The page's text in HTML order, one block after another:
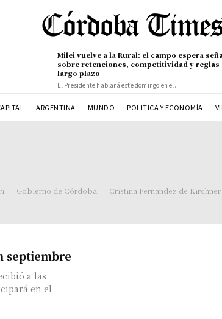
Milei vuelve a la Rural: el campo espera
sobre retenciones, competitividad y reglas
largo plazo
El Presidente hablará este domingo en el...
ARGENTINA MUNDO POLITICA Y ECONOMÍA
Gobierno de Córdoba Cristina Fernandez de Kirchner
septiembre
a las
en el